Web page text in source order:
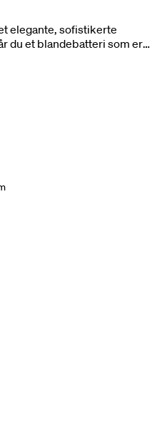
elegante, sofistikerte
du et blandebatteri som er
Halvor Bakke.